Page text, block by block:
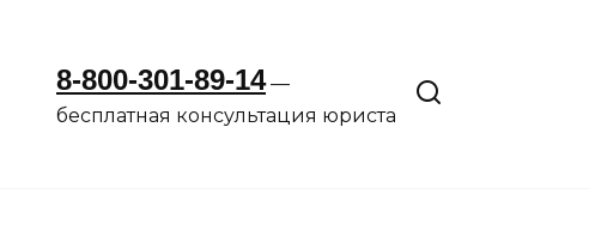
8-800-301-89-14—
бесплатная консультация юриста